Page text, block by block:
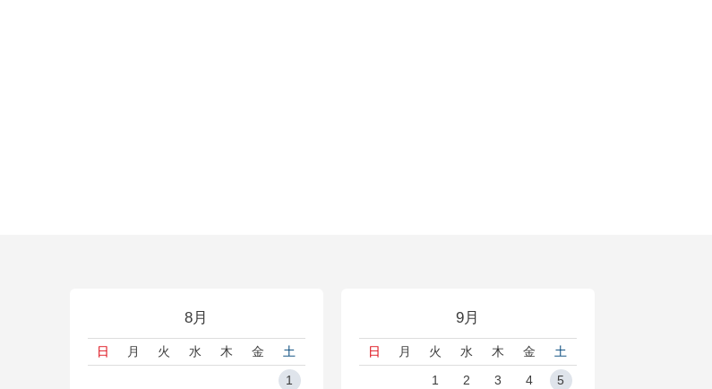
8月
日 月 火 水 木 金
土
1
9月
日 月 火 水 木 金
土
1
2 3 4 5